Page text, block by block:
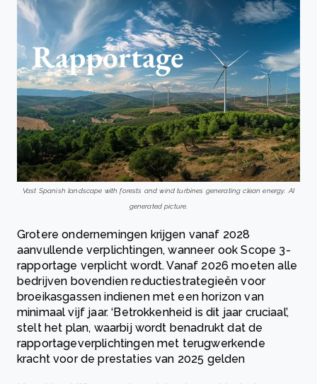
Vast Spanish landscape with forests and wind turbines generating clean energy. AI
generated picture.
Grotere ondernemingen krijgen vanaf 2028
aanvullende verplichtingen, wanneer ook Scope 3-
rapportage verplicht wordt. Vanaf 2026 moeten alle
bedrijven bovendien reductiestrategieën voor
broeikasgassen indienen met een horizon van
minimaal vijf jaar. ‘Betrokkenheid is dit jaar cruciaal’,
stelt het plan, waarbij wordt benadrukt dat de
rapportageverplichtingen met terugwerkende
kracht voor de prestaties van 2025 gelden